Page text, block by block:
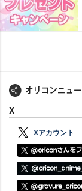
X
Xアカウント